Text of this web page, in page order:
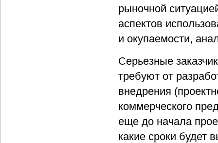
рыночной
аспектов
и окупаемости,
Серьезные
требуют от
внедрения
коммерческого
еще до начала
какие сроки будет